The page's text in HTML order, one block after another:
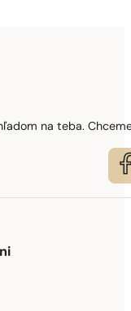
na teba.